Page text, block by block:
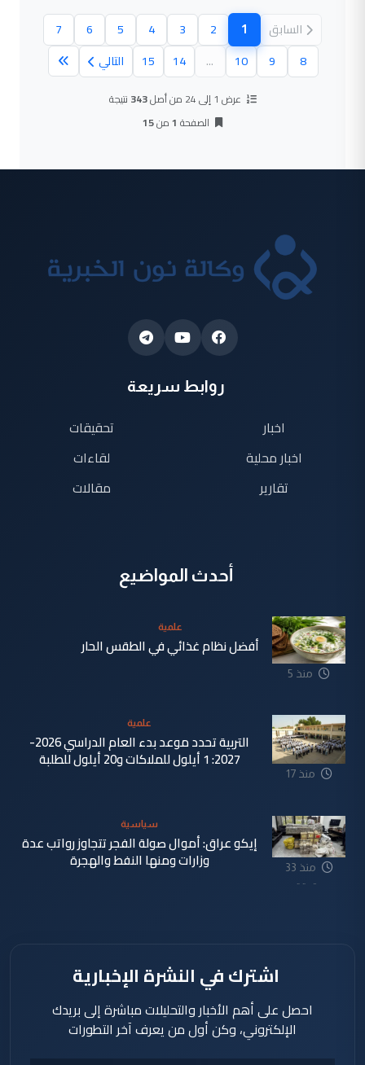
السابق 1
(الصفحة الحالية)
2
3
4
5
6
7
8
9
10
...
14
15 التالي
عرض 1 إلى 24 من أصل 343 نتيجة
الصفحة 1من15
روابط سريعة
اخبار
اخبار محلية
تقارير
تحقيقات
لقاءات
مقالات
أحدث المواضيع
منذ 5
علمية
أفضل نظام غذائي في الطقس الحار
منذ 17
علمية
التربية تحدد موعد بدء العام الدراسي 2026-
2027: 1 أيلول للملاكات و20 أيلول للطلبة
منذ 33
دقيقة
سياسية
إيكو عراق: أموال صولة الفجر تتجاوز رواتب عدة
وزارات ومنها النفط والهجرة
اشترك في النشرة الإخبارية
احصل على أهم الأخبار والتحليلات مباشرة إلى بريدك
الإلكتروني، وكن أول من يعرف آخر التطورات